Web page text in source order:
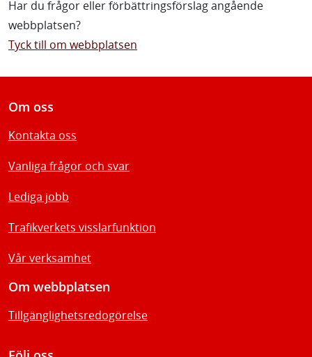
Har du frågor angående väg, järnväg, färja eller något
annat?
Webbplatsen
Har du frågor eller förbättringsförslag angående
Tyck till om webbplatsen
Om oss
Kontakta oss
Vanliga frågor och svar